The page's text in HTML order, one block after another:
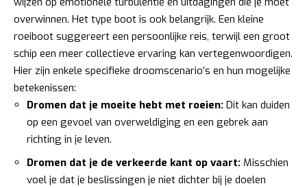
overwinnen. Het type boot is ook belangrijk. Een kleine
roeiboot suggereert een persoonlijke reis, terwijl een groot
schip een meer collectieve ervaring kan vertegenwoordigen.
Hier zijn enkele specifieke droomscenario’s en hun mogelijke
betekenissen:
Dromen dat je moeite hebt met roeien: Dit kan duiden
op een gevoel van overweldiging en een gebrek aan
richting in je leven.
Dromen dat je de verkeerde kant op vaart: Misschien
voel je dat je beslissingen je niet dichter bij je doelen